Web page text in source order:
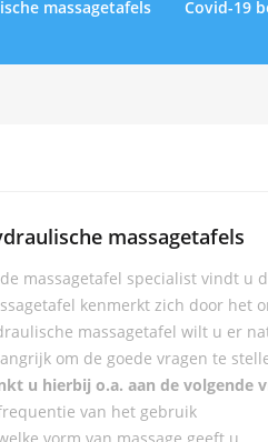
massagetafels Covid-19
massagetafels
massagetafel specialist vindt u
kenmerkt zich door het
massagetafel wilt u er
om de goede vragen te
u hierbij o.a. aan de volgende
van het gebruik